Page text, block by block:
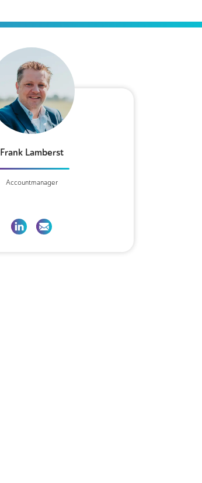
Frank Lamberst
Accountmanager